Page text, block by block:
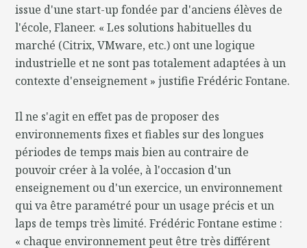
issue d'une start-up fondée par d'anciens élèves de
l'école, Flaneer. « Les solutions habituelles du
marché (Citrix, VMware, etc.) ont une logique
industrielle et ne sont pas totalement adaptées à un
contexte d'enseignement » justifie Frédéric Fontane.
Il ne s'agit en effet pas de proposer des
environnements fixes et fiables sur des longues
périodes de temps mais bien au contraire de
pouvoir créer à la volée, à l'occasion d'un
enseignement ou d'un exercice, un environnement
qui va être paramétré pour un usage précis et un
laps de temps très limité. Frédéric Fontane estime :
« chaque environnement peut être très différent